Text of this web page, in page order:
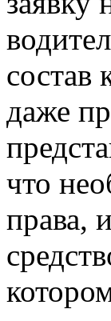
состав
даже
что
права,